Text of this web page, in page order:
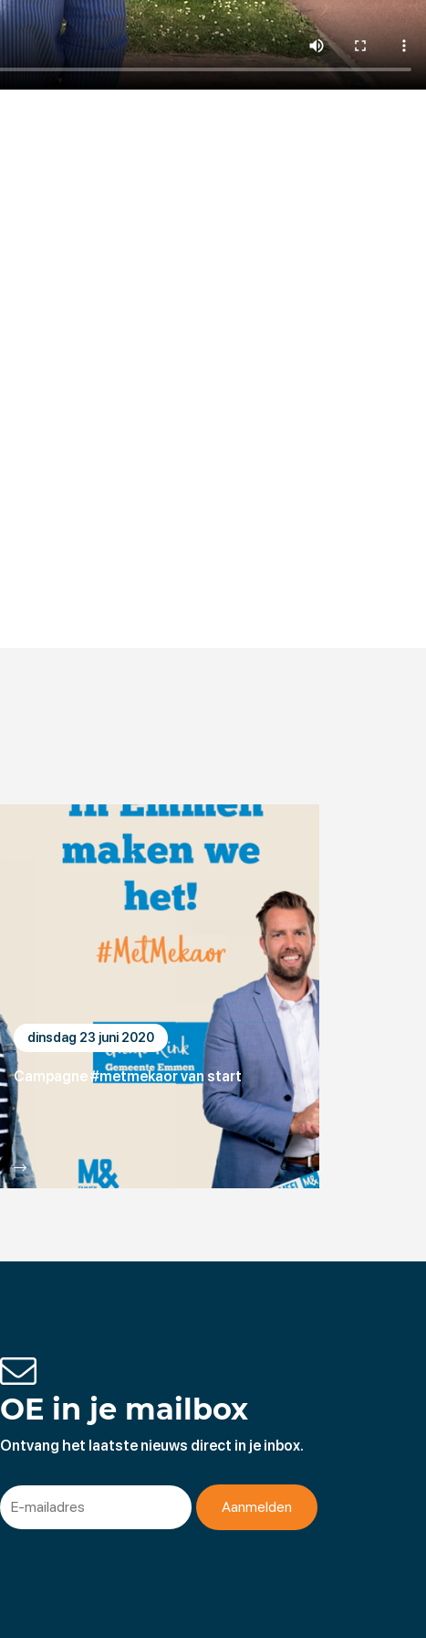
dinsdag 23 juni 2020
Campagne #metmekaor van start
OE in je mailbox
Ontvang het laatste nieuws direct in je inbox.